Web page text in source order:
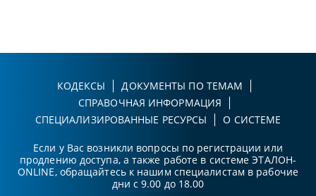
КОДЕКСЫ
ДОКУМЕНТЫ ПО ТЕМАМ
СПРАВОЧНАЯ ИНФОРМАЦИЯ
СПЕЦИАЛИЗИРОВАННЫЕ РЕСУРСЫ
О СИСТЕМЕ
Если у Вас возникли вопросы по регистрации или
продлению доступа, а также работе в системе ЭТАЛОН-
ONLINE, обращайтесь к нашим специалистам в рабочие
дни с 9.00 до 18.00